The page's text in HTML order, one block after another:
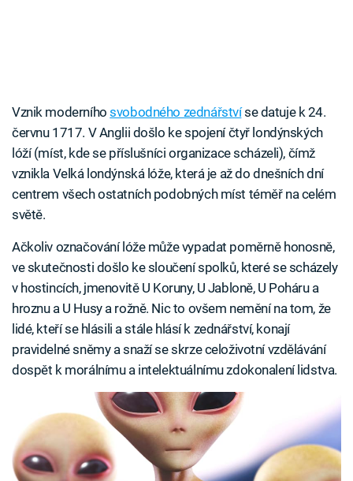
Vznik moderníhosvobodného zednářstvíse datuje k 24.
červnu 1717. V Anglii došlo ke spojení čtyř londýnských
lóží (míst, kde se příslušníci organizace scházeli), čímž
vznikla Velká londýnská lóže, která je až do dnešních dní
centrem všech ostatních podobných míst téměř na celém
světě.
Ačkoliv označování lóže může vypadat poměrně honosně,
ve skutečnosti došlo ke sloučení spolků, které se scházely
v hostincích, jmenovitě U Koruny, U Jabloně, U Poháru a
hroznu a U Husy a rožně. Nic to ovšem nemění na tom, že
lidé, kteří se hlásili a stále hlásí k zednářství, konají
pravidelné sněmy a snaží se skrze celoživotní vzdělávání
dospět k morálnímu a intelektuálnímu zdokonalení lidstva.